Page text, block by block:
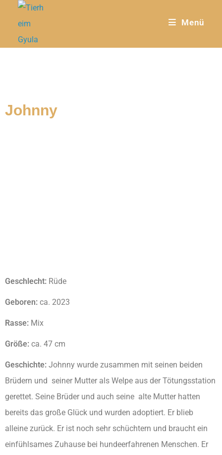
Menü
Johnny
Geschlecht: Rüde
Geboren: ca. 2023
Rasse: Mix
Größe: ca. 47 cm
Geschichte: Johnny wurde zusammen mit seinen beiden
Brüdern und seiner Mutter als Welpe aus der Tötungsstation
gerettet. Seine Brüder und auch seine alte Mutter hatten
bereits das große Glück und wurden adoptiert. Er blieb
alleine zurück. Er ist noch sehr schüchtern und braucht ein
einfühlsames Zuhause bei hundeerfahrenen Menschen. Er